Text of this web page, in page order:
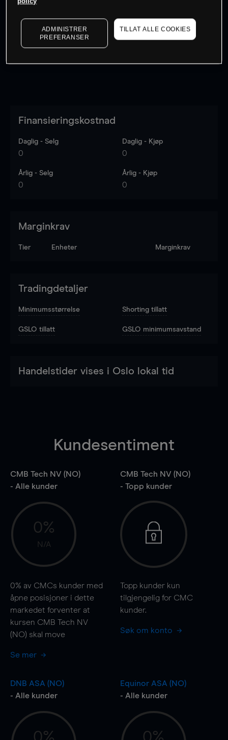
Kursene er veiledende. to see latest market data
Finansieringskostnad
Daglig - Selg
0
Daglig - Kjøp
0
Årlig - Selg
0
Årlig - Kjøp
0
Marginkrav
Tier Enheter Marginkrav
Tradingdetaljer
Minimumsstørrelse Shorting tillatt
GSLO tillatt GSLO minimumsavstand
Handelstider vises i Oslo lokal tid
Kundesentiment
CMB Tech NV (NO)
- Alle kunder
0%
N/A
0% av CMCs kunder med
åpne posisjoner i dette
markedet forventer at
kursen CMB Tech NV
(NO) skal move
Se mer
CMB Tech NV (NO)
- Topp kunder
Topp kunder kun
tilgjengelig for CMC
kunder.
Søk om konto
DNB ASA (NO)
- Alle kunder
Equinor ASA (NO)
- Alle kunder
ADMINISTRER
PREFERANSER
TILLAT ALLE COOKIES